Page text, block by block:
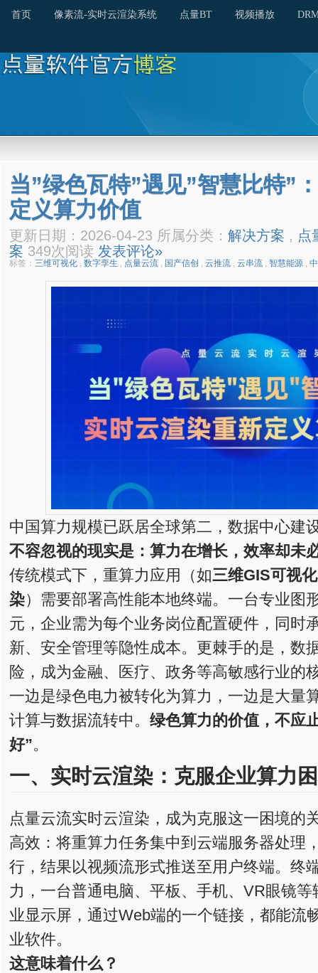
首页 像素流-实时云渲染系统 点量BT 视频播放
当”绿色瓦特”遇见”智慧比特”
定义算力价值
更新日期：2026-04-23 所属分类： 解决方案 , 点
案 349次阅读 发表评论»
标签： 三维可视化 , 数字孪生 , 点量云流 , 国产信创 , 云推流 , 云串流 , 智慧能源 ,
中国算力规模已跃居全球第二，数据中心建
不容忽视的现实是：算力在增长，效率却未
传统模式下，重算力应用（如三维GIS可视
染）需要部署高性能本地终端。一台专业图
元，企业需为每个业务岗位配置硬件，同时
新、安全管理等隐性成本。更棘手的是，数
险，成为金融、医疗、政务等高敏感行业的
一边是绿色电力被转化为算力，一边是大量
计算与数据流转中。 绿色算力的价值，不应
好”。
一、 实时云渲染： 克服企业算力
点量云流实时云渲染，成为克服这一困境的
高效：将重算力任务集中到云端服务器处理
行，结果以视频流形式推送至用户终端。终
力，一台普通电脑、平板、手机、VR眼镜
业显示屏，通过Web端的一个链接，都能流
业软件。
这意味着什么？